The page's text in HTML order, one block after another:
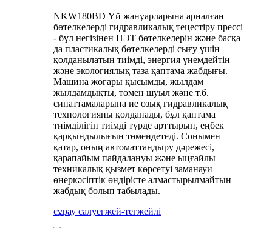
NKW180BD Үй жануарларына арналған
бөтелкелерді гидравликалық теңестіру прессі
- бұл негізінен ПЭТ бөтелкелерін және басқа
да пластикалық бөтелкелерді сығу үшін
қолданылатын тиімді, энергия үнемдейтін
және экологиялық таза қаптама жабдығы.
Машина жоғары қысымды, жылдам
жылдамдықты, төмен шуыл және т.б.
сипаттамаларына ие озық гидравликалық
технологияны қолданады, бұл қаптама
тиімділігін тиімді түрде арттырып, еңбек
қарқындылығын төмендетеді. Сонымен
қатар, оның автоматтандыру дәрежесі,
қарапайым пайдалануы және ыңғайлы
техникалық қызмет көрсетуі заманауи
өнеркәсіптік өндірісте алмастырылмайтын
жабдық болып табылады.
сұрау салуегжей-тегжейлі